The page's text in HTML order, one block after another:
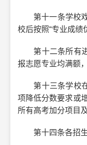
第十一条学校戏
校后按照“专业成
第十二条所有进
报志愿专业均满额
第十三条学校在
项降低分数要求或
所有高考加分项目
第十四条各招生